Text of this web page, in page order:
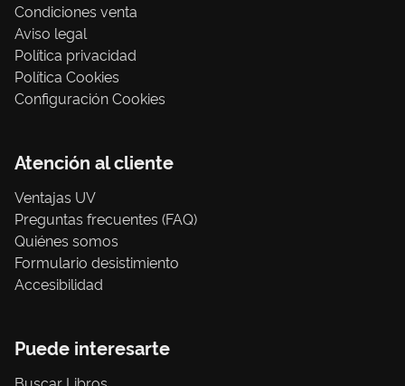
Condiciones venta
Aviso legal
Política privacidad
Política Cookies
Configuración Cookies
Atención al cliente
Ventajas UV
Preguntas frecuentes (FAQ)
Quiénes somos
Formulario desistimiento
Accesibilidad
Puede interesarte